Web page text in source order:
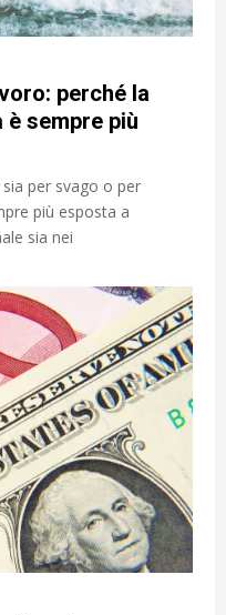
perché la
sempre più
per svago o per
più esposta a
sia nei